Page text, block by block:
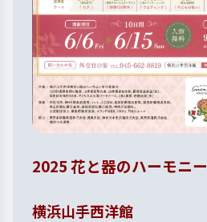
2025 花と器のハーモニー
横浜山手西洋館